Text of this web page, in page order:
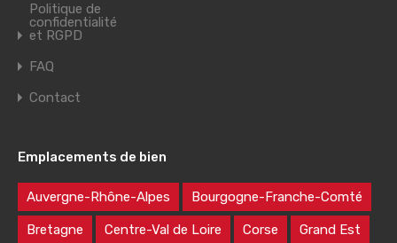
Politique de
confidentialité
et RGPD
FAQ
Contact
Emplacements de bien
Auvergne-Rhône-Alpes Bourgogne-Franche-Comté
Bretagne Centre-Val de Loire Corse Grand Est